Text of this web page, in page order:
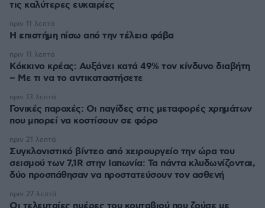
τις καλύτερες ευκαιρίες
Η επιστήμη πίσω από την τέλεια φάβα
πριν 11 λεπτά
Κόκκινο κρέας: Αυξάνει κατά 49% τον κίνδυνο διαβήτη
– Με τι να το αντικαταστήσετε
πριν 11 λεπτά
Γονικές παροχές: Οι παγίδες στις μεταφορές χρημάτων
που μπορεί να κοστίσουν σε φόρο
πριν 13 λεπτά
Συγκλονιστικό βίντεο από χειρουργείο την ώρα του
σεισμού των 7,1R στην Ιαπωνία: Τα πάντα κλυδωνίζονται,
δύο προσπάθησαν να προστατεύσουν τον ασθενή
πριν 21 λεπτά
πριν 27 λεπτά